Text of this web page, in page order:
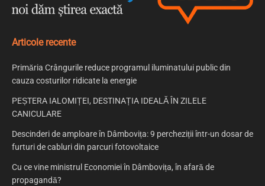
Articole recente
Primăria Crângurile reduce programul iluminatului public din
cauza costurilor ridicate la energie
PEȘTERA IALOMIȚEI, DESTINAȚIA IDEALĂ ÎN ZILELE
CANICULARE
Descinderi de amploare în Dâmbovița: 9 percheziții într-un dosar de
furturi de cabluri din parcuri fotovoltaice
Cu ce vine ministrul Economiei în Dâmbovița, în afară de
propagandă?